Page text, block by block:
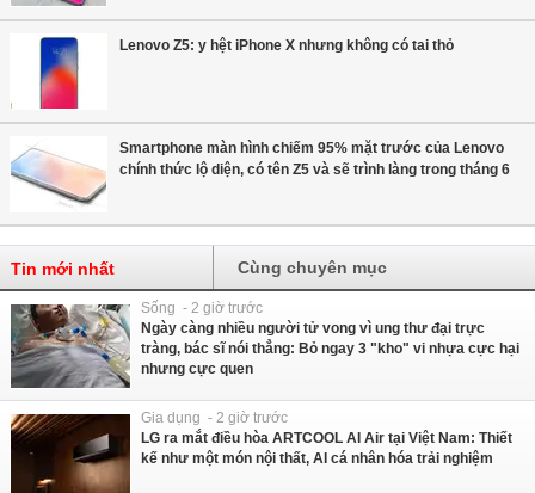
Lenovo Z5: y hệt iPhone X nhưng không có tai thỏ
Smartphone màn hình chiếm 95% mặt trước của Lenovo
chính thức lộ diện, có tên Z5 và sẽ trình làng trong tháng 6
Tin mới nhất Cùng chuyên mục
Sống - 2 giờ trước
Ngày càng nhiều người tử vong vì ung thư đại trực
tràng, bác sĩ nói thẳng: Bỏ ngay 3 "kho" vi nhựa cực hại
nhưng cực quen
Gia dụng - 2 giờ trước
LG ra mắt điều hòa ARTCOOL AI Air tại Việt Nam: Thiết
kế như một món nội thất, AI cá nhân hóa trải nghiệm